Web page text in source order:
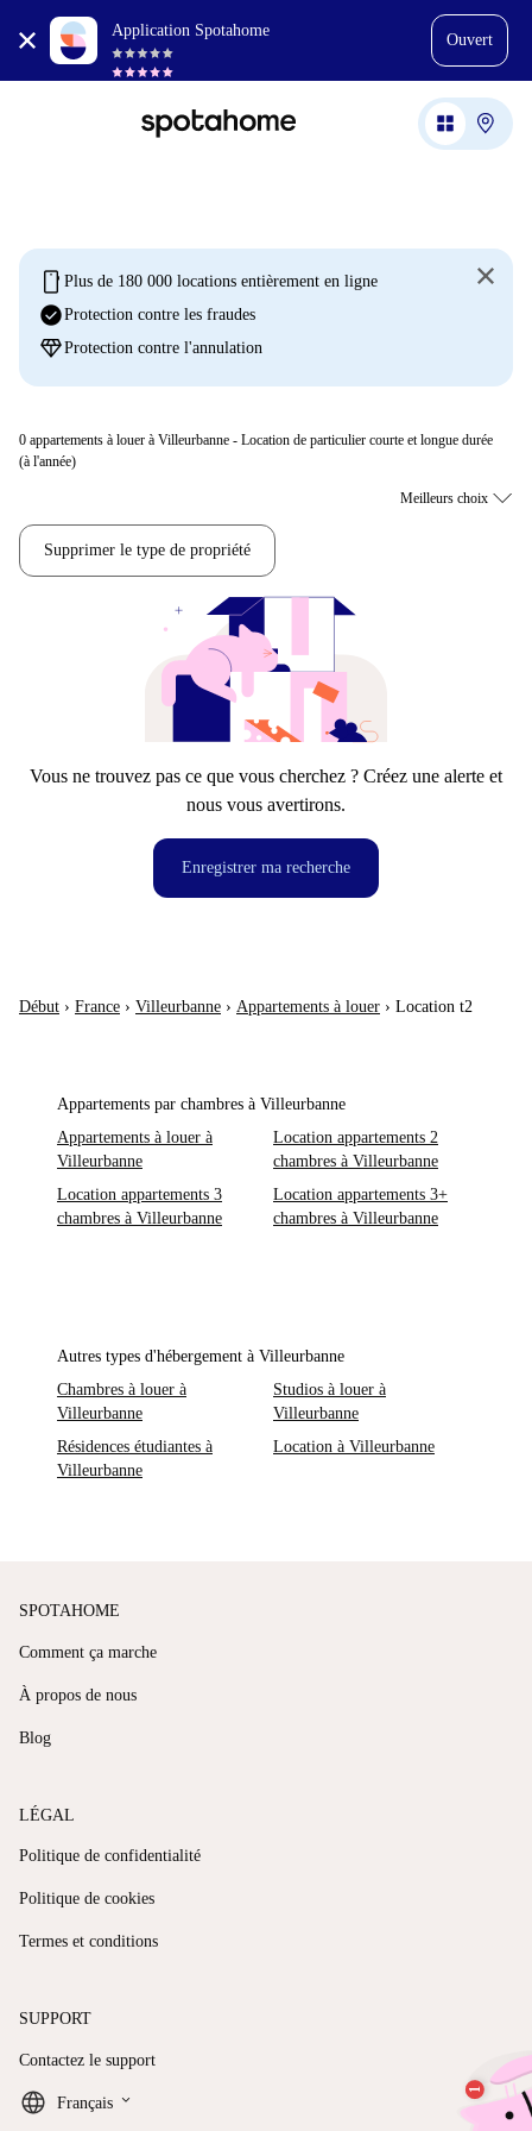
Application Spotahome
Ouvert
mobile Plus de 180 000 locations entièrement en ligne
check_circleProtection contre les fraudes
diamondProtection contre l'annulation
0 appartements à louer à Villeurbanne - Location de particulier courte et longue durée
(à l'année)
Supprimer le type de propriété
Vous ne trouvez pas ce que vous cherchez ? Créez une alerte et
nous vous avertirons.
Enregistrer ma recherche
Début › France › Villeurbanne › Appartements à louer › Location t2
Appartements par chambres à Villeurbanne
Appartements à louer à
Villeurbanne
Location appartements 2
chambres à Villeurbanne
Location appartements 3
chambres à Villeurbanne
Location appartements 3+
chambres à Villeurbanne
Autres types d'hébergement à Villeurbanne
Chambres à louer à
Villeurbanne
Studios à louer à
Villeurbanne
Résidences étudiantes à
Villeurbanne
Location à Villeurbanne
SPOTAHOME
Comment ça marche
À propos de nous
Blog
LÉGAL
Politique de confidentialité
Politique de cookies
Termes et conditions
SUPPORT
Contactez le support
Français keyboard_arrow_down